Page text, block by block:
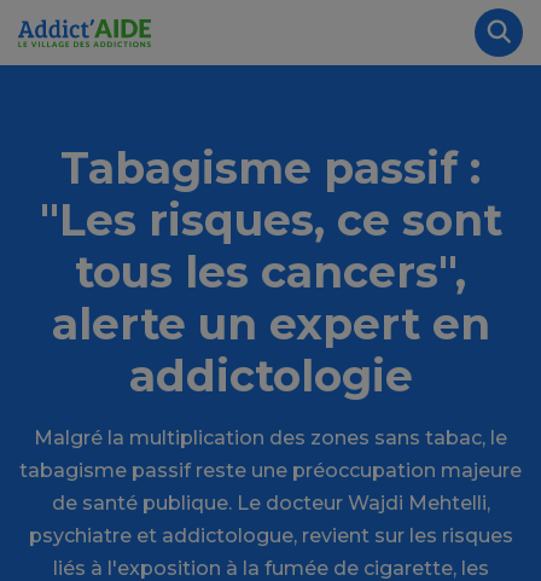
Aller au contenu principal
Tabagisme passif :
"Les risques, ce sont
tous les cancers",
alerte un expert en
addictologie
Malgré la multiplication des zones sans tabac, le
tabagisme passif reste une préoccupation majeure
de santé publique. Le docteur Wajdi Mehtelli,
psychiatre et addictologue, revient sur les risques
liés à l'exposition à la fumée de cigarette, les
Panneau de gestion des cookies